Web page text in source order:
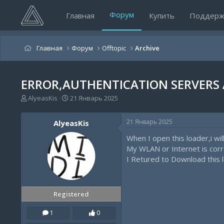
Главная Форум Купить
Главная Форум Offtopic Archive
ERROR,AUTHENTICATION
А
т
AlyeasKis
Д
т
а
н
ч
а
21 Январь 2025
AlyeasKis
Registered
1 0
21 Январь 2025
When I open this loader,i
My WLAN or Internet is
I Retured to Download this